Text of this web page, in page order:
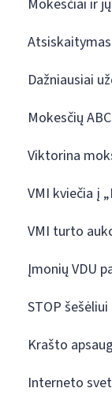
Mokesčiai ir
Dažniausiai
Mokesčių ABC
Viktorina
VMI kviečia į
VMI turto
Įmonių VDU
STOP šešėliui
Krašto
Interneto